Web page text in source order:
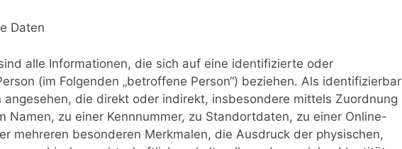
Daten
alle Informationen, die sich auf eine identifizierte oder
(im Folgenden „betroffene Person“) beziehen. Als identifizierbar
die direkt oder indirekt, insbesondere mittels Zuordnung
Namen, zu einer Kennnummer, zu Standortdaten, zu einer Online-
mehreren besonderen Merkmalen, die Ausdruck der physischen,